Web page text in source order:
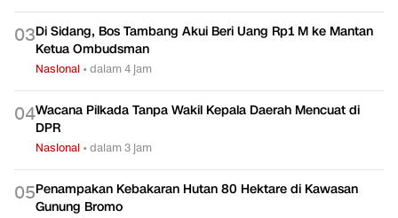
03Di Sidang, Bos Tambang Akui Beri Uang Rp1 M ke Mantan
Ketua Ombudsman
Nasional •dalam 4 jam
04Wacana Pilkada Tanpa Wakil Kepala Daerah Mencuat di
DPR
Nasional •dalam 3 jam
05Penampakan Kebakaran Hutan 80 Hektare di Kawasan
Gunung Bromo